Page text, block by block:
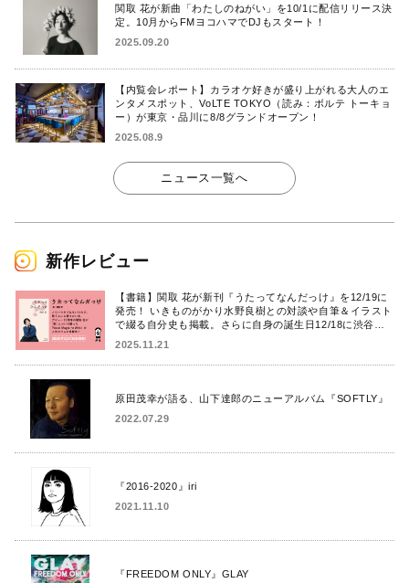
関取 花が新曲「わたしのねがい」を10/1に配信リリース決
定。10月からFMヨコハマでDJもスタート！
2025.09.20
【内覧会レポート】カラオケ好きが盛り上がれる大人のエ
ンタメスポット、VoLTE TOKYO（読み：ボルテ トーキョ
ー）が東京・品川に8/8グランドオープン！
2025.08.9
ニュース一覧へ
新作レビュー
【書籍】関取 花が新刊『うたってなんだっけ』を12/19に
発売！ いきものがかり水野良樹との対談や自筆＆イラスト
で綴る自分史も掲載。さらに自身の誕生日12/18に渋谷で
2025.11.21
原田茂幸が語る、山下達郎のニューアルバム『SOFTLY』
2022.07.29
『2016-2020』iri
2021.11.10
『FREEDOM ONLY』GLAY